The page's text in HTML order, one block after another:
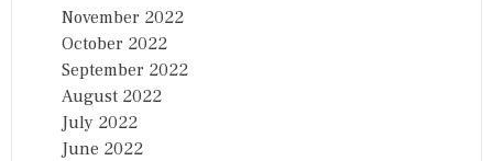
November 2022
October 2022
September 2022
August 2022
July 2022
June 2022